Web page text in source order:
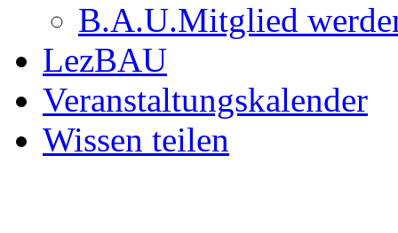
B.A.U.Mitglied
LezBAU
Veranstaltungskalender
Wissen teilen